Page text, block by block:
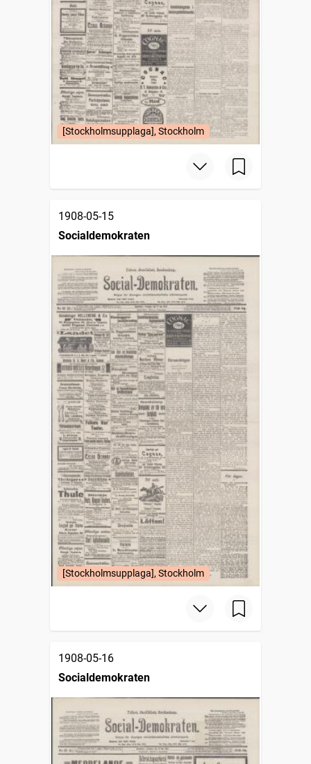
[Stockholmsupplaga], Stockholm
1908-05-15
Socialdemokraten
[Stockholmsupplaga], Stockholm
1908-05-16
Socialdemokraten